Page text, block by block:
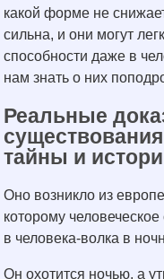
какой форме не
сильна, и они могут
способности даже в
нам знать о них
Реальные
тайны и
Оно возникло из
которому
в человека-волка в
Он охотится ночью, а